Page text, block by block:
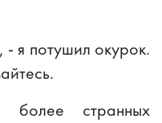
я потушил окурок.
более странных